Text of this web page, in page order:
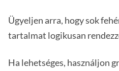
Ügyeljen arra, hogy sok
tartalmat logikusan
Ha lehetséges, használjon